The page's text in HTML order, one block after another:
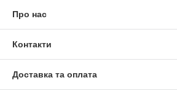
Про нас
Контакти
Доставка та оплата